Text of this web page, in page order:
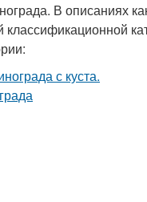
В описаниях
классификационной